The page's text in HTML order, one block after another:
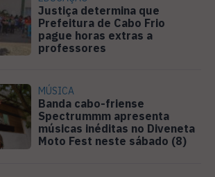
Justiça determina que
Prefeitura de Cabo Frio
pague horas extras a
professores
MÚSICA
Banda cabo-friense
Spectrummm apresenta
músicas inéditas no Diveneta
Moto Fest neste sábado (8)